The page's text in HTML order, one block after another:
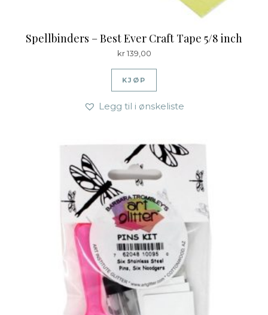
Spellbinders – Best Ever Craft Tape 5/8 inch
kr139,00
KJØP
Legg til i ønskeliste